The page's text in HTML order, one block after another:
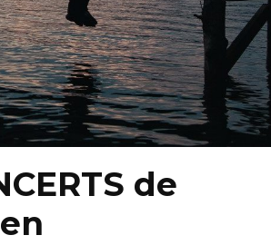
de